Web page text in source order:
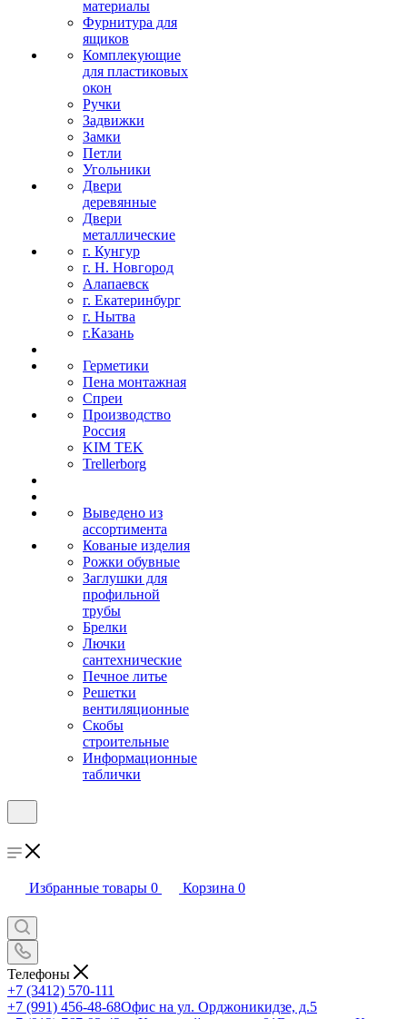
материалы
Фурнитура для
ящиков
Комплекующие
для пластиковых
окон
Ручки
Задвижки
Замки
Петли
Угольники
Двери
деревянные
Двери
металлические
г. Кунгур
г. Н. Новгород
Алапаевск
г. Екатеринбург
г. Нытва
г.Казань
Герметики
Пена монтажная
Спреи
Производство
Россия
KIM TEK
Trellerborg
Выведено из
ассортимента
Кованые изделия
Рожки обувные
Заглушки для
профильной
трубы
Брелки
Лючки
сантехнические
Печное литье
Решетки
вентиляционные
Скобы
строительные
Информационные
таблички
Избранные товары 0 Корзина 0
Телефоны
+7 (3412) 570-111
+7 (991) 456-48-68Офис на ул. Орджоникидзе, д.5